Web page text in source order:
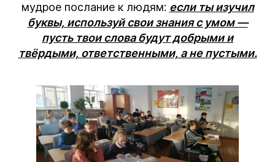
мудрое послание к людям: если ты изучил
буквы, используй свои знания с умом —
пусть твои слова будут добрыми и
твёрдыми, ответственными, а не пустыми.